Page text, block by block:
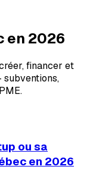
en 2026
financer et
ou sa
en 2026